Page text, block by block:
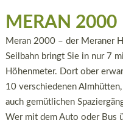
MERAN 2000
Meran 2000 – der Meraner
Seilbahn bringt Sie in nur 7
Höhenmeter. Dort ober
10 verschiedenen
auch gemütlichen
Wer mit dem Auto oder Bus